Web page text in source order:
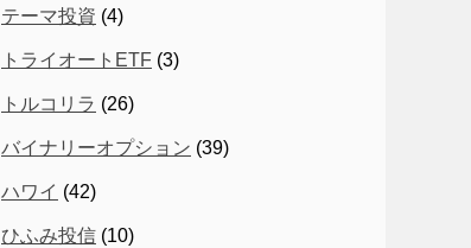
テーマ投資 (4)
トライオートETF (3)
トルコリラ (26)
バイナリーオプション (39)
ハワイ (42)
ひふみ投信 (10)